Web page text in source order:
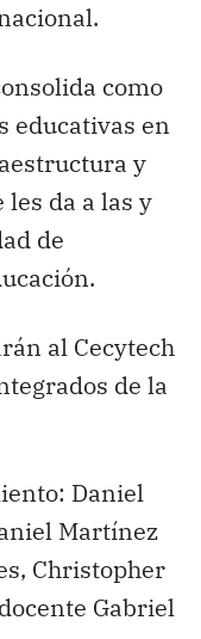
como
educativas en
y
da a las y
de
al Cecytech
de la
Daniel
Martínez
Christopher
Gabriel